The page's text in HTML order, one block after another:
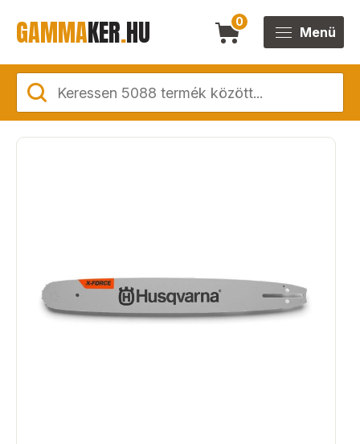
GAMMAKER.HU 0
Menü